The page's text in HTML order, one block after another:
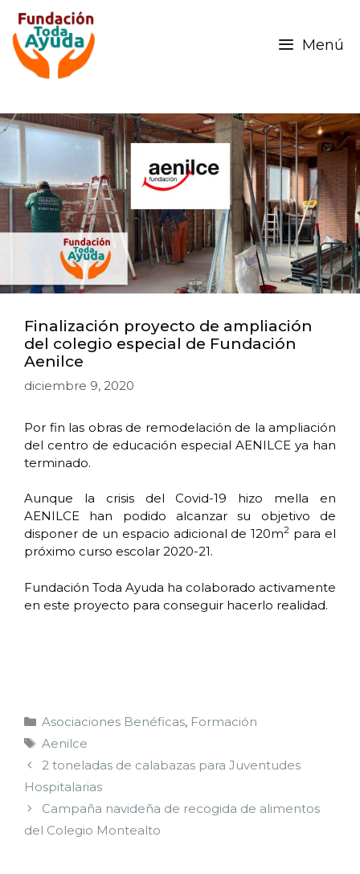
Menú
Finalización proyecto de ampliación
del colegio especial de Fundación
Aenilce
diciembre 9, 2020
Por fin las obras de remodelación de la ampliación
del centro de educación especial AENILCE ya han
terminado.
Aunque la crisis del Covid-19 hizo mella en
AENILCE han podido alcanzar su objetivo de
disponer de un espacio adicional de 120m2 para el
próximo curso escolar 2020-21.
Fundación Toda Ayuda ha colaborado activamente
en este proyecto para conseguir hacerlo realidad.
Asociaciones Benéficas, Formación
Aenilce
2 toneladas de calabazas para Juventudes
Hospitalarias
Campaña navideña de recogida de alimentos
del Colegio Montealto